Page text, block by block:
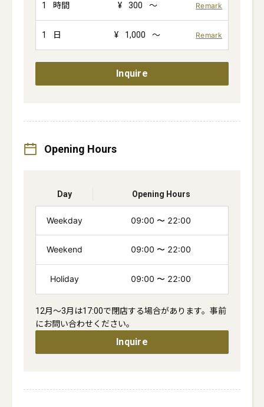
1 時間 ¥ 300 ～ Remark
1 日 ¥ 1,000 ～ Remark
Inquire
Opening Hours
Day Opening Hours
Weekday 09:00 〜 22:00
Weekend 09:00 〜 22:00
Holiday 09:00 〜 22:00
12月〜3月は17:00で閉店する場合があります。事前
にお問い合わせください。
Inquire